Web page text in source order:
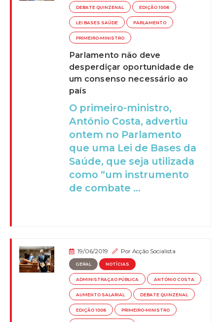
DEBATE QUINZENAL EDIÇÃO 1006
LEI BASES SAÚDE PARLAMENTO
PRIMEIRO-MINISTRO
Parlamento não deve
desperdiçar oportunidade de
um consenso necessário ao
país
O primeiro-ministro,
António Costa, advertiu
ontem no Parlamento
que uma Lei de Bases da
Saúde, que seja utilizada
como “um instrumento
de combate ...
19/06/2019 PorAcção Socialista
GERAL NOTÍCIAS
ADMINISTRAÇAO PÚBLICA ANTÓNIO COSTA
AUMENTO SALARIAL DEBATE QUINZENAL
EDIÇÃO 1006 PRIMEIRO-MINISTRO